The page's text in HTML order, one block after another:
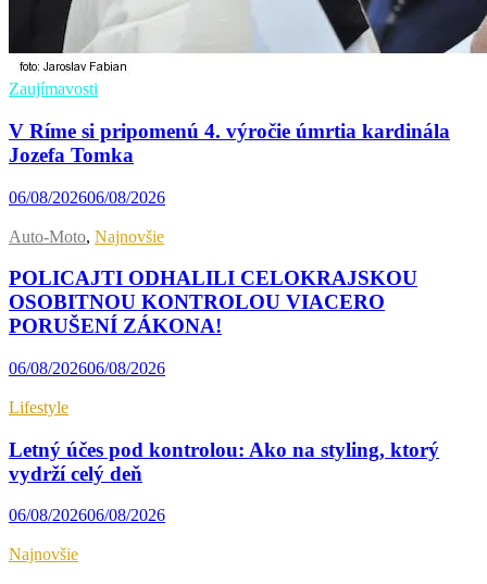
Zaujímavosti
V Ríme si pripomenú 4. výročie úmrtia kardinála
Jozefa Tomka
06/08/202606/08/2026
Auto-Moto, Najnovšie
POLICAJTI ODHALILI CELOKRAJSKOU
OSOBITNOU KONTROLOU VIACERO
PORUŠENÍ ZÁKONA!
06/08/202606/08/2026
Lifestyle
Letný účes pod kontrolou: Ako na styling, ktorý
vydrží celý deň
06/08/202606/08/2026
Najnovšie